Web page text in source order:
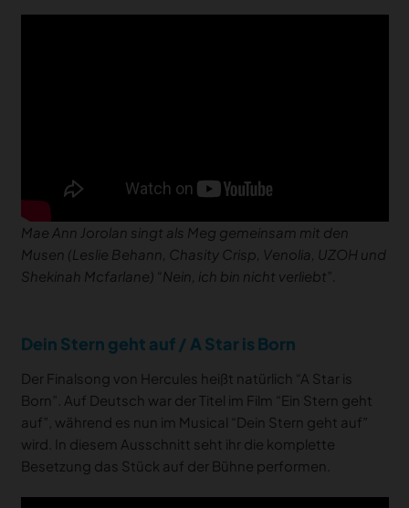
Mae Ann Jorolan singt als Meg gemeinsam mit den
Musen (Leslie Behann, Chasity Crisp, Venolia, UZOH und
Shekinah Mcfarlane) “Nein, ich bin nicht verliebt”.
Dein Stern geht auf / A Star is Born
Der Finalsong von Hercules heißt natürlich “A Star is
Born”. Auf Deutsch war der Titel im Film “Ein Stern geht
auf”, während es nun im Musical “Dein Stern geht auf”
wird. In diesem Ausschnitt seht ihr die komplette
Besetzung das Stück auf der Bühne performen.